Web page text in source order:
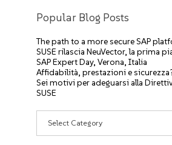
Popular Blog Posts
The path to a more secure SAP
SUSE rilascia NeuVector, la prima
SAP Expert Day, Verona, Italia
Affidabilità, prestazioni e
Sei motivi per adeguarsi alla
SUSE